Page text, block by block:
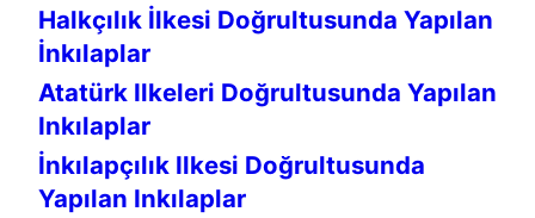
Halkçılık İlkesi Doğrultusunda Yapılan
İnkılaplar
Atatürk Ilkeleri Doğrultusunda Yapılan
Inkılaplar
İnkılapçılık Ilkesi Doğrultusunda
Yapılan Inkılaplar